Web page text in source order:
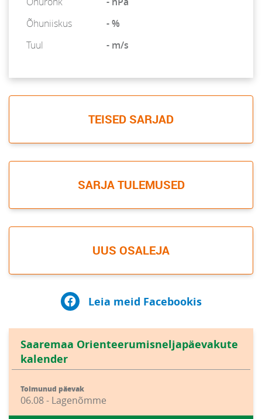
Õhuniiskus
- %
Tuul
- m/s
TEISED SARJAD
SARJA TULEMUSED
UUS OSALEJA
Leia meid Facebookis
Saaremaa Orienteerumisneljapäevakute
kalender
Toimunud päevak
06.08 - Lagenõmme